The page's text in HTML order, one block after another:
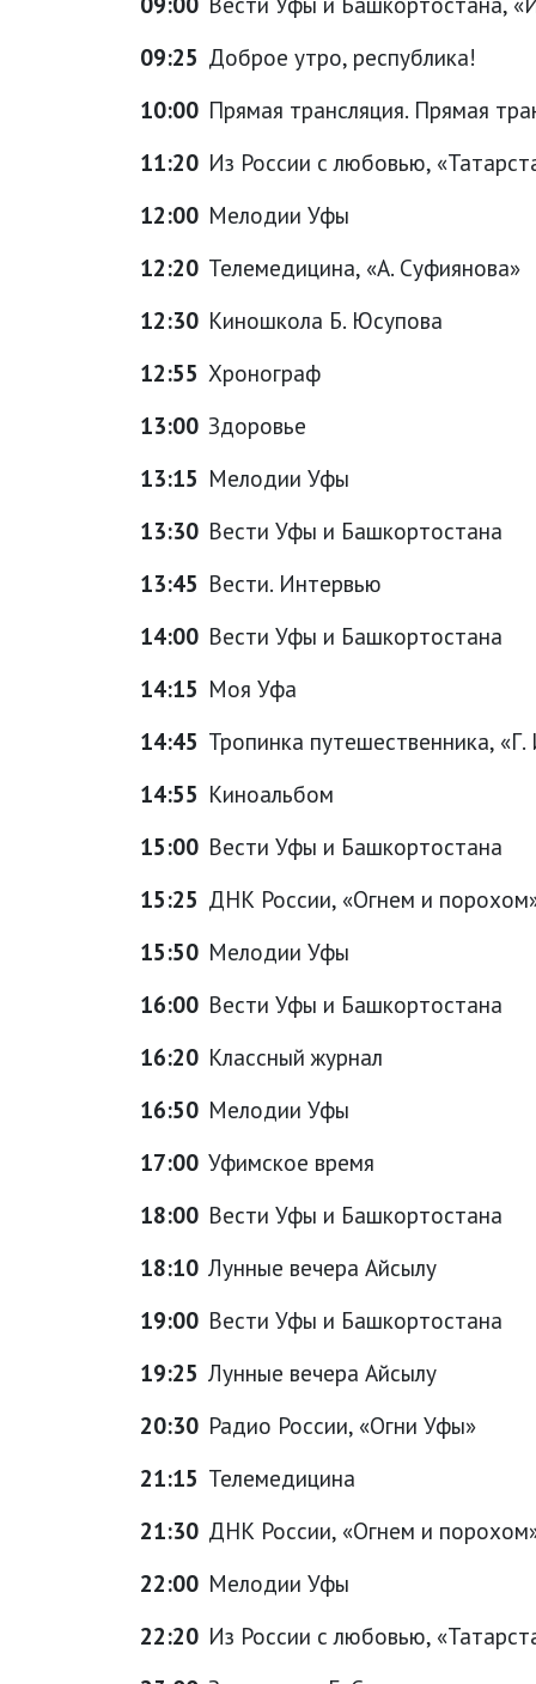
09:25 Доброе утро, республика!
10:00 Прямая трансляция. Прямая
11:20 Из России с любовью,
12:00 Мелодии Уфы
12:20 Телемедицина, «А. Суфиянова»
12:30 Киношкола Б. Юсупова
12:55 Хронограф
13:00 Здоровье
13:15 Мелодии Уфы
13:30 Вести Уфы и Башкортостана
13:45 Вести. Интервью
14:00 Вести Уфы и Башкортостана
14:15 Моя Уфа
14:45 Тропинка путешественника, «Г.
14:55 Киноальбом
15:00 Вести Уфы и Башкортостана
15:25 ДНК России, «Огнем и
15:50 Мелодии Уфы
16:00 Вести Уфы и Башкортостана
16:20 Классный журнал
16:50 Мелодии Уфы
17:00 Уфимское время
18:00 Вести Уфы и Башкортостана
18:10 Лунные вечера Айсылу
19:00 Вести Уфы и Башкортостана
19:25 Лунные вечера Айсылу
20:30 Радио России, «Огни Уфы»
21:15 Телемедицина
21:30 ДНК России, «Огнем и
22:00 Мелодии Уфы
22:20 Из России с любовью,